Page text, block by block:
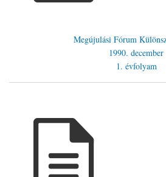
Megújulási Fórum
1990. december
1. évfolyam